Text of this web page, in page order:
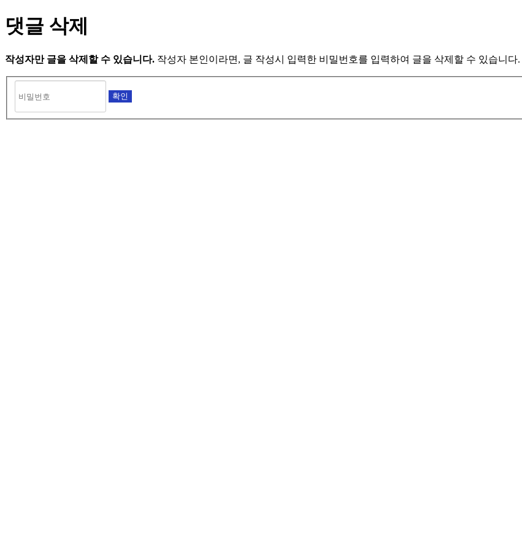
댓글 삭제
작성자만 글을 삭제할 수 있습니다. 작성자 본인이라면, 글 작성시 입력한 비밀번호를 입력하여 글을 삭제할 수 있습니다.